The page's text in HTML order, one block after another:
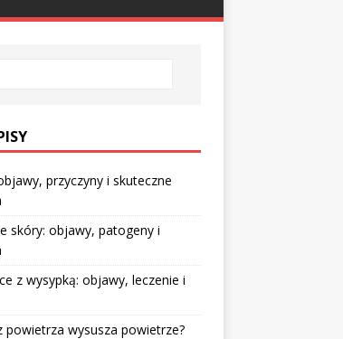
przyczyny i skuteczne
skóry: objawy, patogeny i
z wysypką: objawy, leczenie i
powietrza wysusza powietrze?